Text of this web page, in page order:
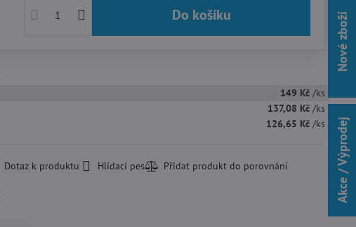
Do košíku
149 Kč /ks
137,08 Kč /ks
126,65 Kč /ks
Dotaz k produktu Hlídací pes Akce / Výprodej
Nové zboží